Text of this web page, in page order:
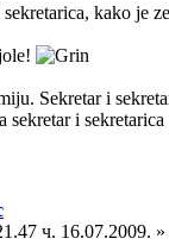
kako je
Sekretar i
sekretar i
ч. 16.07.2009. »